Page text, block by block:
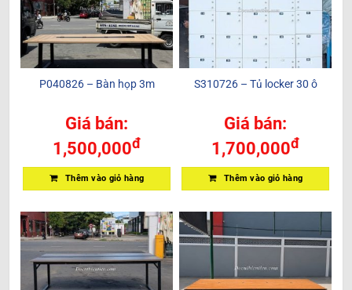
P040826 – Bàn họp 3m
Giá bán:
1,500,000đ
Thêm vào giỏ hàng
S310726 – Tủ locker 30 ô
Giá bán:
1,700,000đ
Thêm vào giỏ hàng